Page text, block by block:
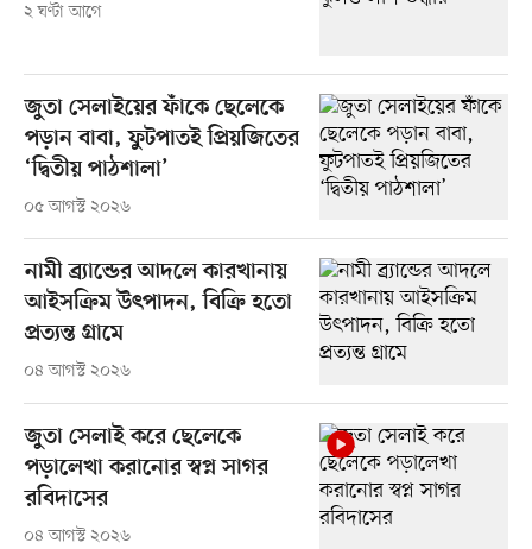
২ ঘণ্টা আগে
জুতা সেলাইয়ের ফাঁকে ছেলেকে
পড়ান বাবা, ফুটপাতই প্রিয়জিতের
‘দ্বিতীয় পাঠশালা’
০৫ আগস্ট ২০২৬
নামী ব্র্যান্ডের আদলে কারখানায়
আইসক্রিম উৎপাদন, বিক্রি হতো
প্রত্যন্ত গ্রামে
০৪ আগস্ট ২০২৬
জুতা সেলাই করে ছেলেকে
পড়ালেখা করানোর স্বপ্ন সাগর
রবিদাসের
০৪ আগস্ট ২০২৬